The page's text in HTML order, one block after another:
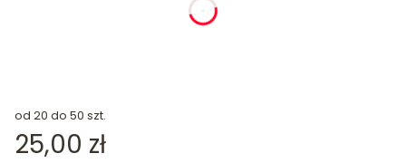
od 20 do 50 szt.
Cena
25,00 zł